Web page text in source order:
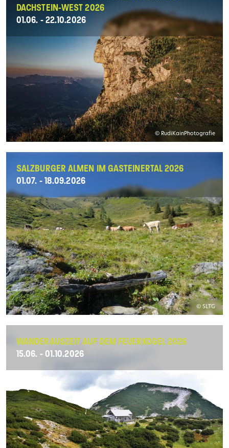
DACHSTEIN-WEST 2026
01.06. - 22.10.2026
© RudiKainPhotografie
SALZBURGER ALMEN IM GASTEINERTAL 2026
01.07. - 18.09.2026
© SLTG
WANDERAUSZEIT AUF DEM FEUERKOGEL 2026
15.06. - 01.10.2026